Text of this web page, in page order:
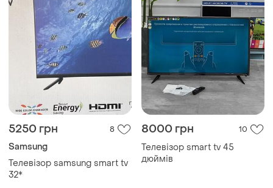
5250 грн 8
Samsung
Телевізор samsung smart tv
32*
8000 грн 10
Телевізор smart tv 45
дюймів